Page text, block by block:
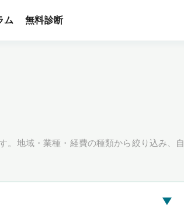
ム 無料診断
。地域・業種・経費の種類から絞り込み、自
▶